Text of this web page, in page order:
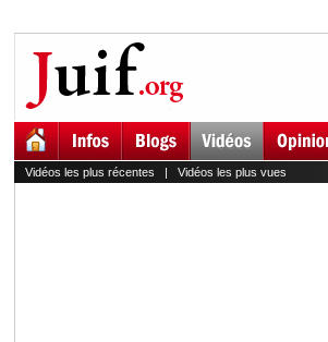
Vidéos les plus récentes | Vidéos les plus vues